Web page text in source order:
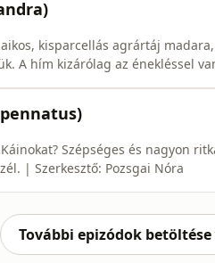
kisparcellás agrártáj
A hím kizárólag az énekléssel
Szépséges és nagyon
Zoltán, az MME szóvivője beszél. | Szerkesztő: Pozsgai Nóra
További epizódok betöltése